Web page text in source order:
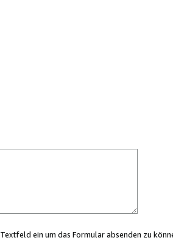
ein um das Formular absenden zu